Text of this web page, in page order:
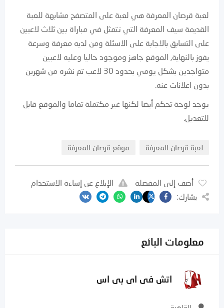
لعبة قرصان المعرفة هي لعبة على المتصفح مشابهة للعبة
القديمة سيف المعرفة التي تتمثل في مباراة بين ثلاث لاعبين
على التسابق بالاجابة على الاسئلة ومن لديه معرفة وسرعة
يفوز بالنهاية, الموقع جاهز وموجود حاليا وعليه لاعبين
متواجدين بشكل يومي بحدود 30 لاعب تم نشره من شهرين
بدون اعلانات عنه.
يوجد لوحة تحكم أيضا لكنها غير مكتملة تماما والموقع قابل
للتعديل.
لعبة قرصان المعرفة موقع قرصان المعرفة
أضف إلى المفضلة
الإبلاغ عن إساءة الاستخدام
يشارك:
معلومات البائع
اتش فى اى بى اس